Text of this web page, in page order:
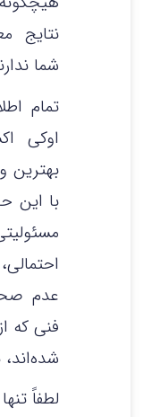
نتایج
شما
تمام
اوکی
بهترین
با این
عدم
فنی که
شده‌اند،
لطفاً